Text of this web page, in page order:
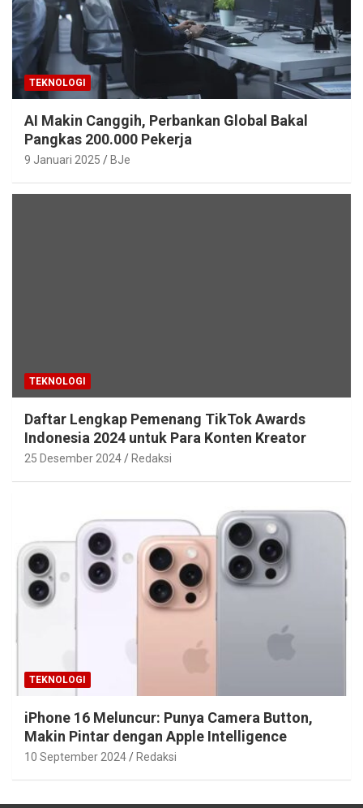
TEKNOLOGI
AI Makin Canggih, Perbankan Global Bakal
Pangkas 200.000 Pekerja
9 Januari 2025 BJe
TEKNOLOGI
Daftar Lengkap Pemenang TikTok Awards
Indonesia 2024 untuk Para Konten Kreator
25 Desember 2024 Redaksi
TEKNOLOGI
iPhone 16 Meluncur: Punya Camera Button,
Makin Pintar dengan Apple Intelligence
10 September 2024 Redaksi